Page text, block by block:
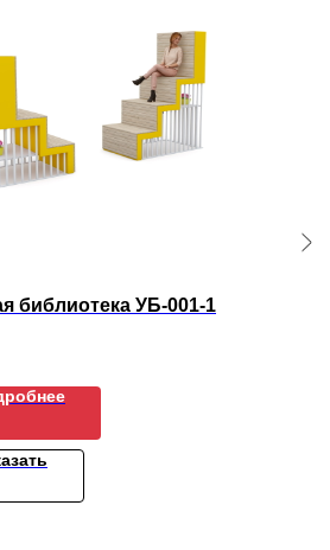
библиотека УБ-001-1